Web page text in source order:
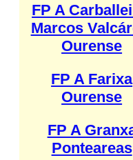
FP A
Marcos
Ourense
FP A Farixa
Ourense
FP A
Ponteareas